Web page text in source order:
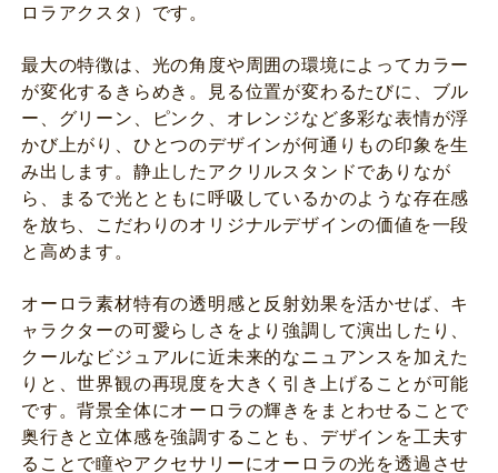
ロラアクスタ）です。
最大の特徴は、光の角度や周囲の環境によってカラー
が変化するきらめき。見る位置が変わるたびに、ブル
ー、グリーン、ピンク、オレンジなど多彩な表情が浮
かび上がり、ひとつのデザインが何通りもの印象を生
み出します。静止したアクリルスタンドでありなが
ら、まるで光とともに呼吸しているかのような存在感
を放ち、こだわりのオリジナルデザインの価値を一段
と高めます。
オーロラ素材特有の透明感と反射効果を活かせば、キ
ャラクターの可愛らしさをより強調して演出したり、
クールなビジュアルに近未来的なニュアンスを加えた
りと、世界観の再現度を大きく引き上げることが可能
です。背景全体にオーロラの輝きをまとわせることで
奥行きと立体感を強調することも、デザインを工夫す
ることで瞳やアクセサリーにオーロラの光を透過させ